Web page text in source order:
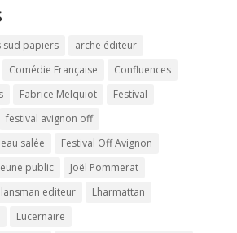
sud papiers
arche éditeur
Comédie Française
Confluences
Fabrice Melquiot
Festival
festival avignon off
salée
Festival Off Avignon
public
Joël Pommerat
lansman editeur
Lharmattan
Lucernaire